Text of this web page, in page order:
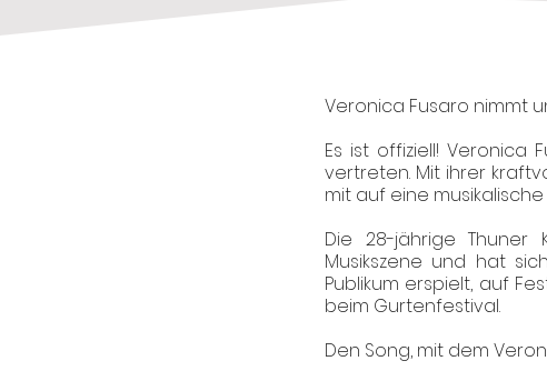
Veronica Fusaro nimmt
Es ist offiziell! Veronica
vertreten. Mit ihrer
mit auf eine
Die 28-jährige Thuner
Musikszene und hat
Publikum erspielt, auf
beim Gurtenfestival.
Den Song, mit dem